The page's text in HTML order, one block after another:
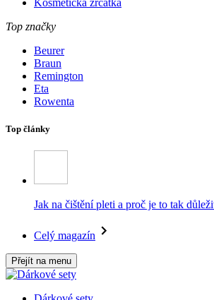
Top značky
Beurer
Braun
Remington
Eta
Rowenta
Top články
Jak na čištění pleti a proč je to tak
Celý magazín
Přejít na menu